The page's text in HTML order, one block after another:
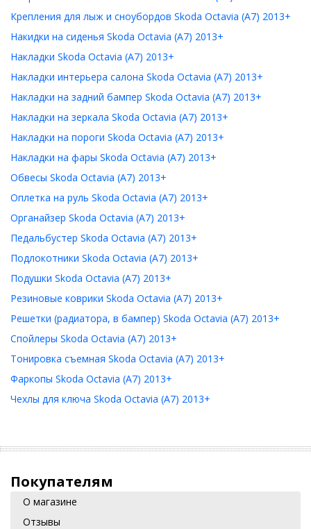
Крепления для лыж и сноубордов Skoda Octavia (A7) 2013+
Накидки на сиденья Skoda Octavia (A7) 2013+
Накладки Skoda Octavia (A7) 2013+
Накладки интерьера салона Skoda Octavia (A7) 2013+
Накладки на задний бампер Skoda Octavia (A7) 2013+
Накладки на зеркала Skoda Octavia (A7) 2013+
Накладки на пороги Skoda Octavia (A7) 2013+
Накладки на фары Skoda Octavia (A7) 2013+
Обвесы Skoda Octavia (A7) 2013+
Оплетка на руль Skoda Octavia (A7) 2013+
Органайзер Skoda Octavia (A7) 2013+
Педальбустер Skoda Octavia (A7) 2013+
Подлокотники Skoda Octavia (A7) 2013+
Подушки Skoda Octavia (A7) 2013+
Резиновые коврики Skoda Octavia (A7) 2013+
Решетки (радиатора, в бампер) Skoda Octavia (A7) 2013+
Спойлеры Skoda Octavia (A7) 2013+
Тонировка съемная Skoda Octavia (A7) 2013+
Фаркопы Skoda Octavia (A7) 2013+
Чехлы для ключа Skoda Octavia (A7) 2013+
Покупателям
О магазине
Отзывы